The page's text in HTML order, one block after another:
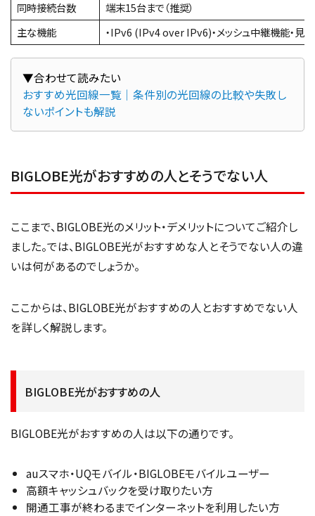
同時接続台数
端末15台まで（推奨）
主な機能
・IPv6 (IPv4 over IPv6)・メッシュ中継機能・見え
おすすめ光回線一覧｜条件別の光回線の比較や失敗し
ないポイントも解説
BIGLOBE光がおすすめの人とそうでない人
ここまで、BIGLOBE光のメリット・デメリットについてご紹介し
ました。では、BIGLOBE光がおすすめな人とそうでない人の違
いは何があるのでしょうか。
ここからは、BIGLOBE光がおすすめの人とおすすめでない人
を詳しく解説します。
BIGLOBE光がおすすめの人
BIGLOBE光がおすすめの人は以下の通りです。
auスマホ・UQモバイル・BIGLOBEモバイルユーザー
高額キャッシュバックを受け取りたい方
開通工事が終わるまでインターネットを利用したい方